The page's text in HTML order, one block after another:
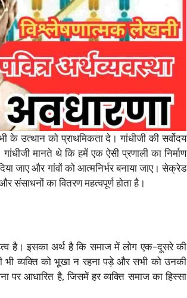
के उत्थान को प्राथमिकता दे। गांधीजी की सर्वोदय
मानते थे कि हमें एक ऐसी प्रणाली का निर्माण
जाए और गांवों को आत्मनिर्भर बनाया जाए। सेक्रेड
संसाधनों का वितरण महत्वपूर्ण होता है।
है। इसका अर्थ है कि समाज में लोग एक-दूसरे की
व्यक्ति को भूखा न रहना पड़े और सभी को उनकी
आधारित है, जिसमें हर व्यक्ति समाज का हिस्सा